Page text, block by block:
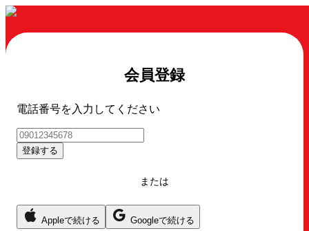
会員登録
電話番号を入力してください
登録する
または
Appleで続ける Googleで続ける